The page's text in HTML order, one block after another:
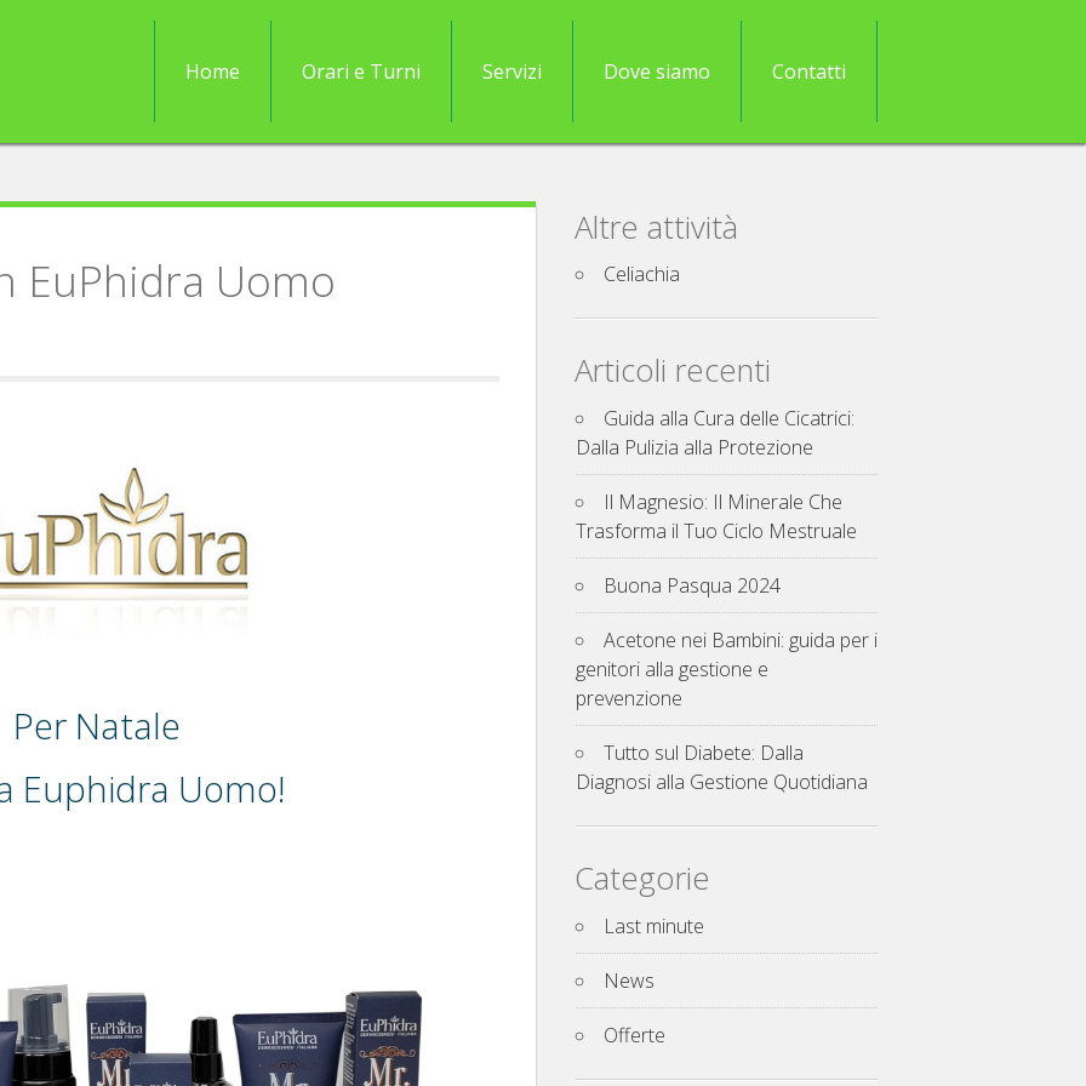
Home Orari e Turni Servizi Dove siamo Contatti
EuPhidra Uomo
Per Natale
Euphidra Uomo!
Altre attività
Celiachia
Articoli recenti
Guida alla Cura delle Cicatrici:
Dalla Pulizia alla Protezione
Il Magnesio: Il Minerale Che
Trasforma il Tuo Ciclo Mestruale
Buona Pasqua 2024
Acetone nei Bambini: guida per i
genitori alla gestione e
prevenzione
Tutto sul Diabete: Dalla
Diagnosi alla Gestione Quotidiana
Categorie
Last minute
News
Offerte